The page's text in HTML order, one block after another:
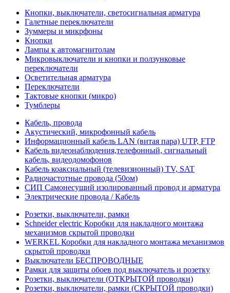
Кнопки, выключатели, светосигнальная арматура
Галетные переключатели
Зуммеры и микрфоны
Кнопки
Лампы к автомагнитолам
Микровыключатели и кнопки и ползунковые
переключатели
Осветительная арматура
Переключатели
Тактовые кнопки (микро)
Тумблеры
Кабель, провода
Акустический, микрофонный кабель
Информационный кабель LAN (витая пара) UTP, FTP
Кабель видеонаблюдения,телефонный, сигнальный
кабель, видеодомофонов
Кабель коаксиальный (телевизионный) TV, SAT
Радиочастотные провода (50ом)
СИП Самонесущий изолированный провод и арматура
Электрические провода / Кабель
Розетки, выключатели, рамки
Schneider electric Коробки для накладного монтажа
механизмов скрытой проводки
WERKEL Коробки для накладного монтажа механизмов
скрытой проводки
Выключатели БЕСПРОВОДНЫЕ
Рамки для защиты обоев под выключатель и розетку
Розетки, выключатели (ОТКРЫТОЙ проводки)
Розетки, выключатели, рамки (СКРЫТОЙ проводки)